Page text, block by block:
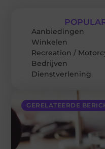
GERELATEERDE
Aanbiedingen
Winkelen
Recreation /
Bedrijven
Dienstverlening